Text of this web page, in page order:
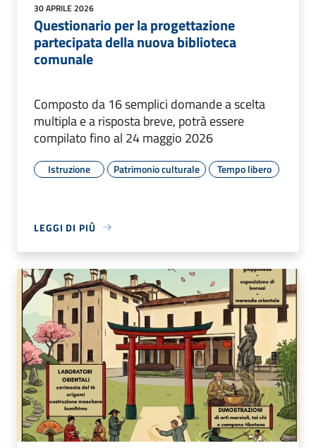
30 APRILE 2026
Questionario per la progettazione
partecipata della nuova biblioteca
comunale
Composto da 16 semplici domande a scelta
multipla e a risposta breve, potrà essere
compilato fino al 24 maggio 2026
Istruzione Patrimonio culturale Tempo libero
LEGGI DI PIÙ